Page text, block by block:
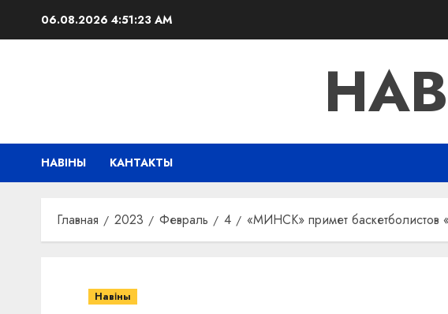
06.08.2026 4:51:24 AM
НАВІНЫ КАНТАКТЫ
Главная 2023 Февраль 4 «МИНСК» примет баскетболистов
Навіны